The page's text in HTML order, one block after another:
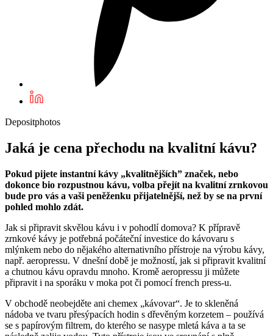
Depositphotos
Jaká je cena přechodu na kvalitní kávu?
Pokud pijete instantní kávy „kvalitnějších” značek, nebo
dokonce bio rozpustnou kávu, volba přejít na kvalitní zrnkovou
bude pro vás a vaši peněženku přijatelnější, než by se na první
pohled mohlo zdát.
Jak si připravit skvělou kávu i v pohodlí domova? K přípravě
zrnkové kávy je potřebná počáteční investice do kávovaru s
mlýnkem nebo do nějakého alternativního přístroje na výrobu kávy,
např. aeropressu. V dnešní době je možností, jak si připravit kvalitní
a chutnou kávu opravdu mnoho. Kromě aeropressu ji můžete
připravit i na sporáku v moka pot či pomocí french press-u.
V obchodě neobejděte ani chemex „kávovar“. Je to skleněná
nádoba ve tvaru přesýpacích hodin s dřevěným korzetem – používá
se s papírovým filtrem, do kterého se nasype mletá káva a ta se